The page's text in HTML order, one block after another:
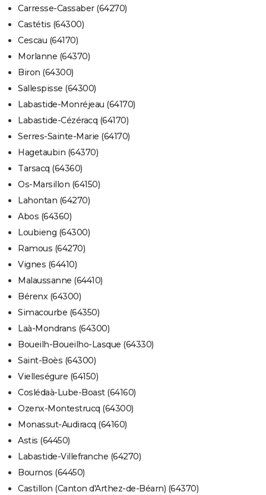
Carresse-Cassaber (64270)
Castétis (64300)
Cescau (64170)
Morlanne (64370)
Biron (64300)
Sallespisse (64300)
Labastide-Monréjeau (64170)
Labastide-Cézéracq (64170)
Serres-Sainte-Marie (64170)
Hagetaubin (64370)
Tarsacq (64360)
Os-Marsillon (64150)
Lahontan (64270)
Abos (64360)
Loubieng (64300)
Ramous (64270)
Vignes (64410)
Malaussanne (64410)
Bérenx (64300)
Simacourbe (64350)
Laà-Mondrans (64300)
Boueilh-Boueilho-Lasque (64330)
Saint-Boès (64300)
Vielleségure (64150)
Coslédaà-Lube-Boast (64160)
Ozenx-Montestrucq (64300)
Monassut-Audiracq (64160)
Astis (64450)
Labastide-Villefranche (64270)
Bournos (64450)
Castillon (Canton d'Arthez-de-Béarn) (64370)